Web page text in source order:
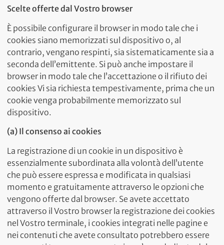
Scelte offerte dal Vostro browser
È possibile configurare il browser in modo tale che i
cookies siano memorizzati sul dispositivo o, al
contrario, vengano respinti, sia sistematicamente sia a
seconda dell’emittente. Si può anche impostare il
browser in modo tale che l’accettazione o il rifiuto dei
cookies Vi sia richiesta tempestivamente, prima che un
cookie venga probabilmente memorizzato sul
dispositivo.
(a) Il consenso ai cookies
La registrazione di un cookie in un dispositivo è
essenzialmente subordinata alla volontà dell’utente
che può essere espressa e modificata in qualsiasi
momento e gratuitamente attraverso le opzioni che
vengono offerte dal browser. Se avete accettato
attraverso il Vostro browser la registrazione dei cookies
nel Vostro terminale, i cookies integrati nelle pagine e
nei contenuti che avete consultato potrebbero essere